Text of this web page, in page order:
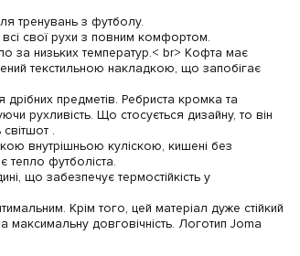
тренувань з футболу.
свої рухи з повним комфортом.
за низьких температур.< br> Кофта має
текстильною накладкою, що запобігає
дрібних предметів. Ребриста кромка та
рухливість. Що стосується дизайну, то він
світшот .
внутрішньою куліскою, кишені без
тепло футболіста.
що забезпечує термостійкість у
Крім того, цей матеріал дуже стійкий
довговічність. Логотип Joma